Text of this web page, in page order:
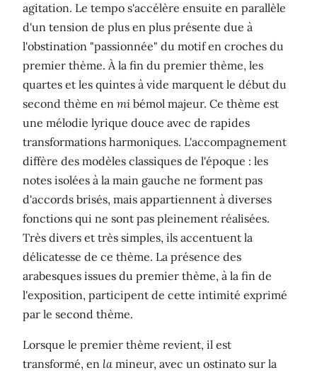
agitation. Le tempo s'accélère ensuite en parallèle
d'un tension de plus en plus présente due à
l'obstination "passionnée" du motif en croches du
premier thème. À la fin du premier thème, les
quartes et les quintes à vide marquent le début du
second thème en mi bémol majeur. Ce thème est
une mélodie lyrique douce avec de rapides
transformations harmoniques. L'accompagnement
diffère des modèles classiques de l'époque : les
notes isolées à la main gauche ne forment pas
d'accords brisés, mais appartiennent à diverses
fonctions qui ne sont pas pleinement réalisées.
Très divers et très simples, ils accentuent la
délicatesse de ce thème. La présence des
arabesques issues du premier thème, à la fin de
l'exposition, participent de cette intimité exprimé
par le second thème.
Lorsque le premier thème revient, il est
transformé, en la mineur, avec un ostinato sur la